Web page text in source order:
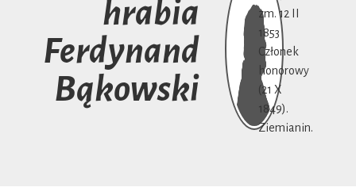
hrabia
Ferdynand
Bąkowski
zm. 12 II
1853
Członek
honorowy
(21 X
1849).
Ziemianin.